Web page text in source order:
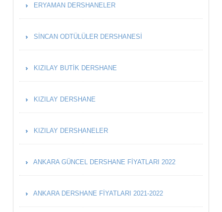
ERYAMAN DERSHANELER
SINCAN ODTÜLÜLER DERSHANESI
KIZILAY BUTIK DERSHANE
KIZILAY DERSHANE
KIZILAY DERSHANELER
ANKARA GÜNCEL DERSHANE FIYATLARI 2022
ANKARA DERSHANE FIYATLARI 2021-2022